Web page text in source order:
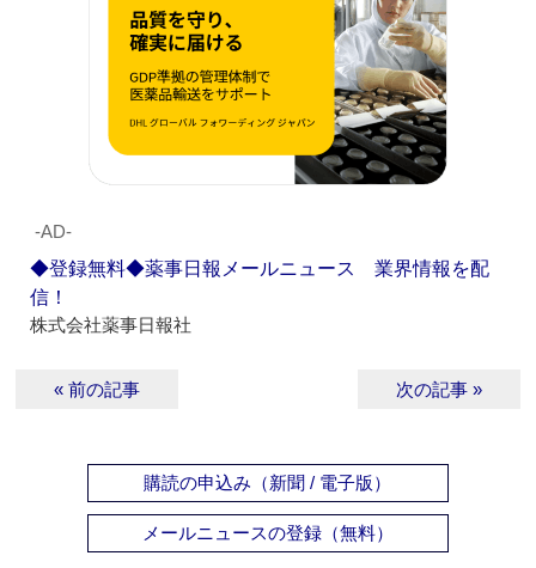
‐AD‐
◆登録無料◆薬事日報メールニュース 業界情報を配
信！
株式会社薬事日報社
« 前の記事 次の記事 »
購読の申込み（新聞 / 電子版）
メールニュースの登録（無料）